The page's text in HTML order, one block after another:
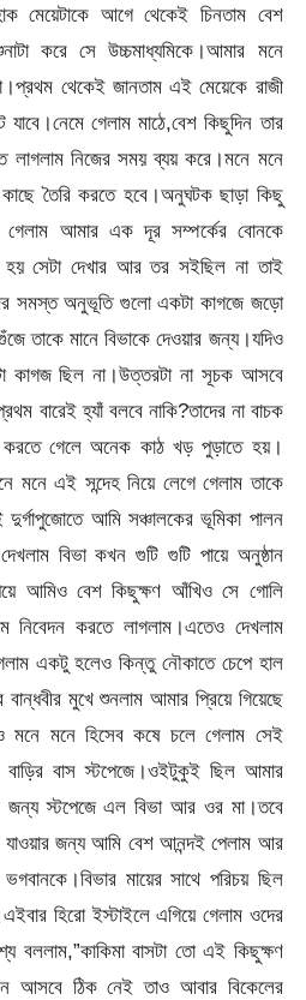
মেয়েটাকে আগে থেকেই চিনতাম বেশ
করে সে উচ্চমাধ্যমিকে।আমার মনে
থেকেই জানতাম এই মেয়েকে রাজী
গেলাম মাঠে,বেশ কিছুদিন তার
লাগলাম নিজের সময় ব্যয় করে।মনে মনে
তৈরি করতে হবে।অনুঘটক ছাড়া কিছু
গেলাম আমার এক দূর সম্পর্কের বোনকে
সেটা দেখার আর তর সইছিল না তাই
সমস্ত অনুভূতি গুলো একটা কাগজে জড়ো
তাকে মানে বিভাকে দেওয়ার জন্য।যদিও
কাগজ ছিল না।উত্তরটা না সূচক আসবে
বারেই হ্যাঁ বলবে নাকি?তাদের না বাচক
করতে গেলে অনেক কাঠ খড় পুড়াতে হয়।
মনে এই সন্দেহ নিয়ে লেগে গেলাম তাকে
আমি সঞ্চালকের ভূমিকা পালন
বিভা কখন গুটি গুটি পায়ে অনুষ্ঠান
আমিও বেশ কিছুক্ষণ আঁখিও সে গোলি
নিবেদন করতে লাগলাম।এতেও দেখলাম
একটু হলেও কিন্তু নৌকাতে চেপে হাল
মুখে শুনলাম আমার প্রিয়ে গিয়েছে
মনে মনে হিসেব কষে চলে গেলাম সেই
বাড়ির বাস স্টপেজে।ওইটুকুই ছিল আমার
জন্য স্টপেজে এল বিভা আর ওর মা।তবে
জন্য আমি বেশ আনন্দই পেলাম আর
মায়ের সাথে পরিচয় ছিল
হিরো ইস্টাইলে এগিয়ে গেলাম ওদের
বললাম,”কাকিমা বাসটা তো এই কিছুক্ষণ
আসবে ঠিক নেই তাও আবার বিকেলের